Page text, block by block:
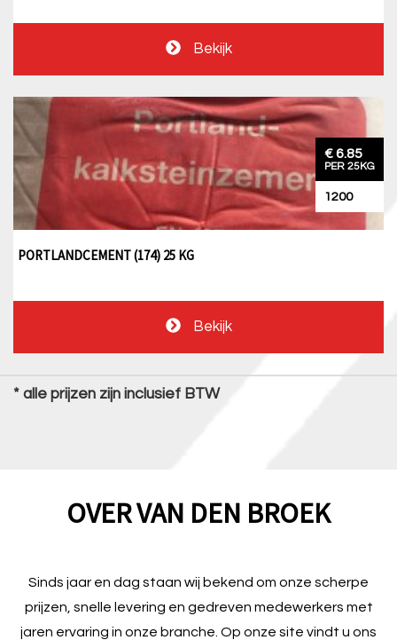
Bekijk
€ 6.85
PER 25KG
1200
PORTLANDCEMENT (174) 25 KG
Bekijk
* alle prijzen zijn inclusief BTW
OVER VAN DEN BROEK
Sinds jaar en dag staan wij bekend om onze scherpe
prijzen, snelle levering en gedreven medewerkers met
jaren ervaring in onze branche. Op onze site vindt u ons